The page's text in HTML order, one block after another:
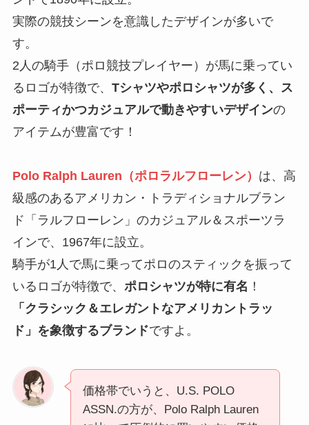
実際の競技シーンを意識したデザインが多いで
す。
2人の騎手（ポロ競技プレイヤー）が馬に乗ってい
るロゴが特徴で、 Tシャツやポロシャツが多く、ス
ポーティかつカジュアルで動きやすいデザインの
アイテムが豊富です！
Polo Ralph Lauren（ポロラルフローレン） は、高
級感のあるアメリカン・トラディショナルブラン
ド「ラルフローレン」のカジュアル＆スポーツラ
インで、1967年に設立。
騎手が1人で馬に乗ってポロのスティックを振って
いるロゴが特徴で、 ポロシャツが特に有名 ！
「クラシック＆エレガントなアメリカントラッ
ド」を象徴するブランドですよ。
価格帯でいうと、U.S. POLO
ASSN.の方が、Polo Ralph Lauren